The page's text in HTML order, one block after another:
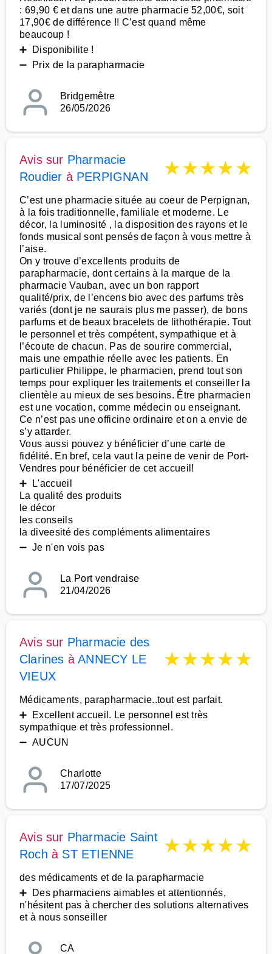
: 69,90 € et dans une autre pharmacie 52,00€, soit
17,90€ de différence !! C’est quand même
beaucoup !
➕ Disponibilite !
➖ Prix de la parapharmacie
Bridgemêtre
26/05/2026
Avis sur Pharmacie
Roudier à PERPIGNAN ★★★★★
C’est une pharmacie située au coeur de Perpignan,
à la fois traditionnelle, familiale et moderne. Le
décor, la luminosité , la disposition des rayons et le
fonds musical sont pensés de façon à vous mettre à
l’aise.
On y trouve d’excellents produits de
parapharmacie, dont certains à la marque de la
pharmacie Vauban, avec un bon rapport
qualité/prix, de l’encens bio avec des parfums très
variés (dont je ne saurais plus me passer), de bons
parfums et de beaux bracelets de lithothérapie. Tout
le personnel et très compétent, sympathique et à
l’écoute de chacun. Pas de sourire commercial,
mais une empathie réelle avec les patients. En
particulier Philippe, le pharmacien, prend tout son
temps pour expliquer les traitements et conseiller la
clientèle au mieux de ses besoins. Être pharmacien
est une vocation, comme médecin ou enseignant.
Ce n’est pas une officine ordinaire et on a envie de
s’y attarder.
Vous aussi pouvez y bénéficier d’une carte de
fidélité. En bref, cela vaut la peine de venir de Port-
Vendres pour bénéficier de cet accueil!
➕ L'accueil
La qualité des produits
le décor
les conseils
la diveesité des compléments alimentaires
➖ Je n'en vois pas
La Port vendraise
21/04/2026
Avis sur Pharmacie des
Clarines àANNECY LE
VIEUX
★★★★★
Médicaments, parapharmacie..tout est parfait.
➕ Excellent accueil. Le personnel est très
sympathique et très professionnel.
➖ AUCUN
Charlotte
17/07/2025
Avis sur Pharmacie Saint
Roch à ST ETIENNE ★★★★★
des médicaments et de la parapharmacie
➕ Des pharmaciens aimables et attentionnés,
n'hésitent pas à chercher des solutions alternatives
et à nous sonseiller
CA